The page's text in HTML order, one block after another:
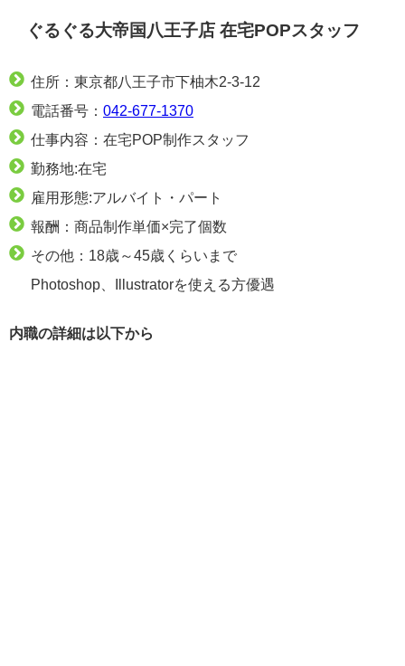
ぐるぐる大帝国八王子店 在宅POPスタッフ
住所：東京都八王子市下柚木2-3-12
電話番号： 042-677-1370
仕事内容：在宅POP制作スタッフ
勤務地:在宅
雇用形態:アルバイト・パート
報酬：商品制作単価×完了個数
その他：18歳～45歳くらいまで
Photoshop、Illustratorを使える方優遇
内職の詳細は以下から